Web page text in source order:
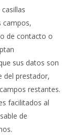
campos,
de contacto o
sus datos son
del prestador,
restantes.
facilitados al
de